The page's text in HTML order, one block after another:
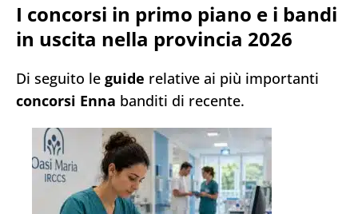
I concorsi in primo piano e i bandi
in uscita nella provincia 2026
Di seguito le guide relative ai più importanti
concorsi Enna banditi di recente.